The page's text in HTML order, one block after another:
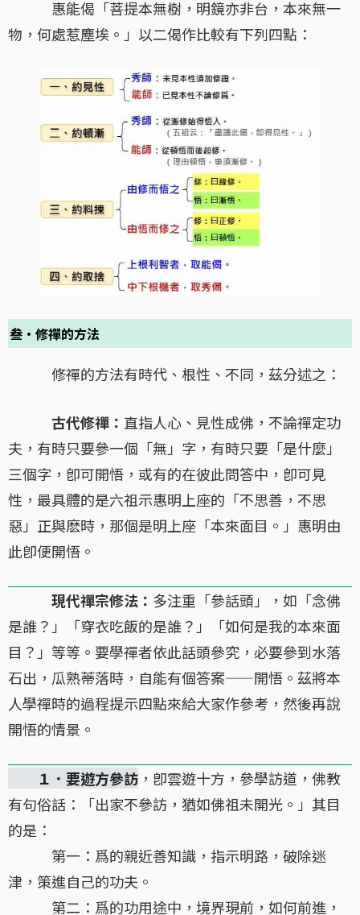
惠能偈「菩提本無樹，明鏡亦非台，本來無一
物，何處惹塵埃。」以二偈作比較有下列四點：
叁・修禪的方法
修禪的方法有時代、根性、不同，茲分述之：
古代修禪： 直指人心、見性成佛，不論禪定功
夫，有時只要參一個「無」字，有時只要「是什麼」
三個字，卽可開悟，或有的在彼此問答中，卽可見
性，最具體的是六祖示惠明上座的「不思善，不思
惡」正與麽時，那個是明上座「本來面目。」惠明由
此卽便開悟。
現代禪宗修法： 多注重「參話頭」，如「念佛
是誰？」「穿衣吃飯的是誰？」「如何是我的本來面
目？」等等。要學禪者依此話頭參究，必要參到水落
石出，瓜熟蒂落時，自能有個答案——開悟。茲將本
人學禪時的過程提示四點來給大家作參考，然後再說
開悟的情景。
１．要遊方參訪 ，卽雲遊十方，參學訪道，佛教
有句俗話：「出家不參訪，猶如佛祖未開光。」其目
的是：
第一：爲的親近善知識，指示明路，破除迷
津，策進自己的功夫。
第二：爲的功用途中，境界現前，如何前進，